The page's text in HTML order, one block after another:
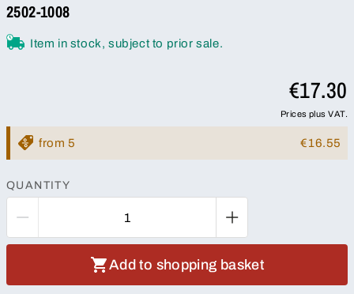
2502-1008
Item in stock, subject to prior sale.
€17.30
Prices plus VAT.
from 5 €16.55
QUANTITY
Add to shopping basket